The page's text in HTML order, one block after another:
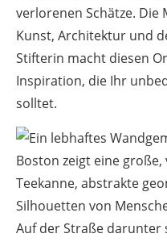
verlorenen Schätze. Die
Kunst, Architektur und
Stifterin macht diesen
Inspiration, die Ihr
solltet.